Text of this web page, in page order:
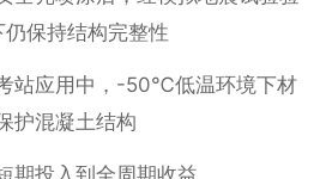
保持结构完整性
站应用中，-50℃低温环境下材
护混凝土结构